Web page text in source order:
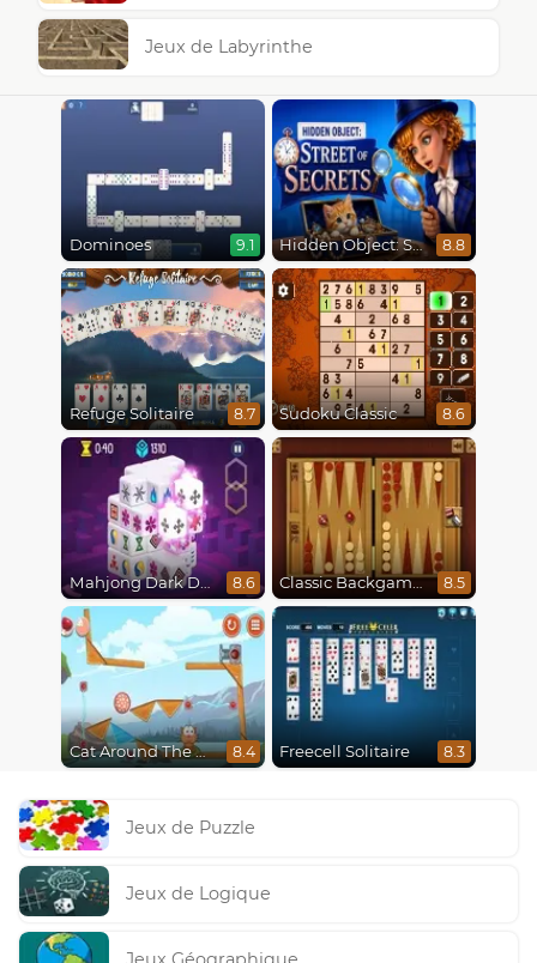
Jeux de Labyrinthe
Dominoes 9.1 Hidden Object: Street Of Secrets 8.8
Refuge Solitaire 8.7 Sudoku Classic 8.6
Mahjong Dark Dimensions 8.6 Classic Backgammon 8.5
Cat Around The World 8.4 Freecell Solitaire 8.3
Jeux de Puzzle
Jeux de Logique